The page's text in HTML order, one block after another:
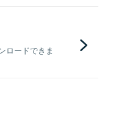
ロードできま